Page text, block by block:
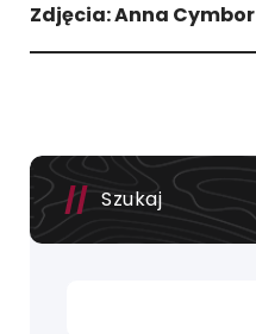
Zdjęcia: Anna Cymbor
Szukaj